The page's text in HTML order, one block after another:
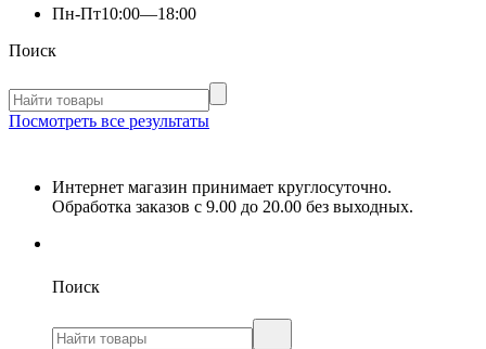
Пн-Пт10:00—18:00
Поиск
Посмотреть все результаты
Интернет магазин принимает круглосуточно.
Обработка заказов с 9.00 до 20.00 без выходных.
Поиск